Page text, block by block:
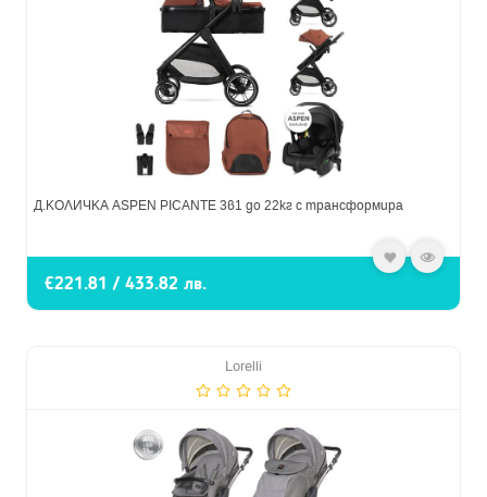
Д.КОЛИЧКА ASPEN PICANTE 3в1 до 22кг с трансформира
€221.81 / 433.82 лв.
Lorelli